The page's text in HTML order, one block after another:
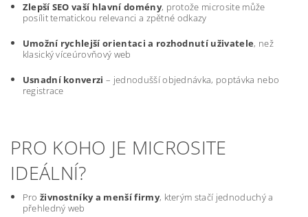
Zlepší SEO vaší hlavní domény, protože microsite může
posílit tematickou relevanci a zpětné odkazy
Umožní rychlejší orientaci a rozhodnutí uživatele, než
klasický víceúrovňový web
Usnadní konverzi – jednodušší objednávka, poptávka nebo
registrace
PRO KOHO JE MICROSITE
IDEÁLNÍ?
Pro živnostníky a menší firmy, kterým stačí jednoduchý a
přehledný web